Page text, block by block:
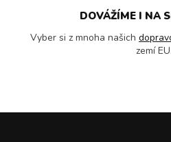
DOVÁŽÍME I NA
Vyber si z mnoha našich
zemí EU.